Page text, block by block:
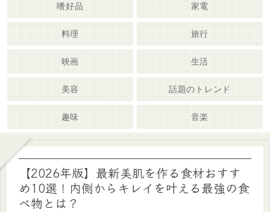
嗜好品 家電
料理 旅行
映画 生活
美容 話題のトレンド
趣味 音楽
【2026年版】最新美肌を作る食材おすす
め10選！内側からキレイを叶える最強の食
べ物とは？